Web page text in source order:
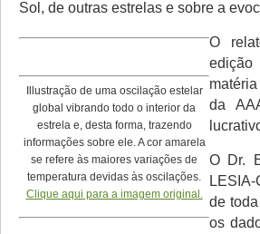
Sol, de outras estrelas e sobre a
Illustração de uma oscilação estelar
global vibrando todo o interior da
estrela e, desta forma, trazendo
informações sobre ele. A cor amarela
se refere às maiores variações de
temperatura devidas às oscilações.
Clique aqui para a imagem original.
O
da
O Dr.
de
os